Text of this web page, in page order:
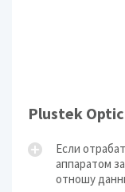
Plustek
Если
аппаратом
отношу